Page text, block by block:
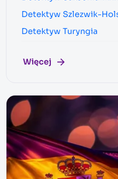
Detektyw Szlezwik-
Detektyw Turyngia
Więcej